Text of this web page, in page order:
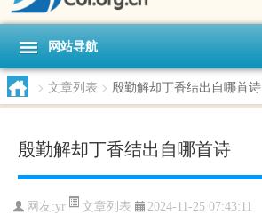
网站导航
> 文章列表 > 殷勤解却丁香结出自哪首诗
殷勤解却丁香结出自哪首诗
网友:yr 文章列表 2024-11-25 07:43:11